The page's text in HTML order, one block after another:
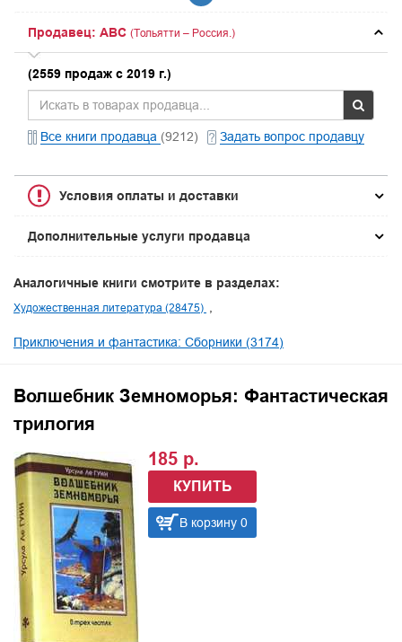
Продавец: ABC (Тольятти – Россия.)
(2559 продаж с 2019 г.)
Все книги продавца (9212) Задать вопрос продавцу
Условия оплаты и доставки
Дополнительные услуги продавца
Аналогичные книги смотрите в разделах:
Художественная литература (28475)
Приключения и фантастика: Сборники (3174)
Волшебник Земноморья: Фантастическая
трилогия
185 р.
КУПИТЬ
В корзину 0